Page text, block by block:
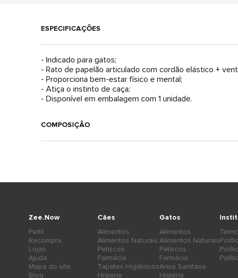
ESPECIFICAÇÕES
- Indicado para gatos;
- Rato de papelão articulado com cordão elástico +
- Proporciona bem-estar físico e mental;
- Atiça o instinto de caça;
- Disponível em embalagem com 1 unidade.
COMPOSIÇÃO
Cães
Alimentos
Alimentos Naturais
Petiscos
Farmácia
Tapetes Higiênicos
Higiene
Gatos
Alimentos
Alimentos Naturais
Petiscos
Farmácia
Areia Sanitária
Higiene
Zee.Now
Perfil
Recompra
Lojas
Ajuda
Mapa do site
Blog